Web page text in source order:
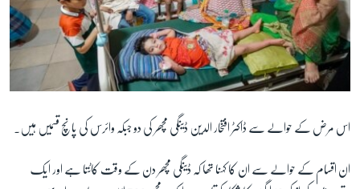
اس مرض کے حوالے سے ڈاکٹر افتخار الدين ڈينگی مچھر کی دو جبکہ وائرس کی پانچ قسميں ہيں۔
ان اقسام کے حوالے سے ان کا کہنا تھا کہ ڈينگی مچھر دن کے وقت کاٹتا ہے اور ايک